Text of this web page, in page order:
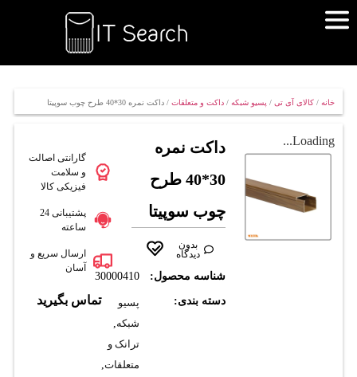
خانه/ کالای آی تی/ پسیو شبکه/ داکت و متعلقات/ داکت نمره 30*40 طرح چوب سوپيتا
Loading...
داکت نمره
30*40 طرح
چوب سوپيتا
بدون
دیدگاه
شناسه محصول: 30000410
دسته بندی:
پسیو
شبکه,
ترانک و
متعلقات,
گارانتی اصالت
و سلامت
فیزیکی کالا
پشتیبانی 24
ساعته
ارسال سریع و
آسان
تماس بگیرید